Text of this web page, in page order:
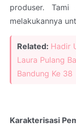
produser.
melakukannya
Related: Hadir
Laura Pulang
Bandung Ke 38
Karakterisasi